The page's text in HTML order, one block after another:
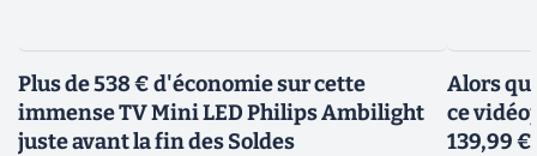
Plus de 538 € d'économie sur cette
immense TV Mini LED Philips Ambilight
juste avant la fin des Soldes
Alors
ce
139,99 €